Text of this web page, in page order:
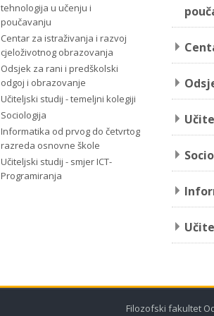
tehnologija u učenju i
poučavanju
Centar za istraživanja i razvoj
cjeloživotnog obrazovanja
Odsjek za rani i predškolski
odgoj i obrazovanje
Učiteljski studij - temeljni kolegiji
Sociologija
Informatika od prvog do četvrtog
razreda osnovne škole
Učiteljski studij - smjer ICT-
Programiranja
Filozofski fakultet